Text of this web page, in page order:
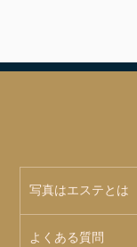
写真はエステとは
よくある質問